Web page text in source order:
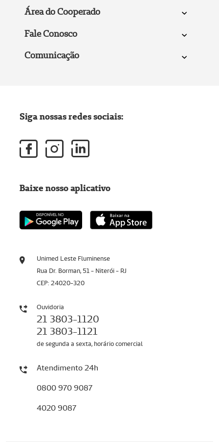
Área do Cooperado
Fale Conosco
Comunicação
Unimed Leste Fluminense
Rua Dr. Borman, 51 - Niterói - RJ
CEP: 24020-320
Ouvidoria
21 3803-1120
21 3803-1121
de segunda a sexta, horário comercial
Atendimento 24h
0800 970 9087
4020 9087
Siga nossas redes sociais:
Baixe nosso aplicativo